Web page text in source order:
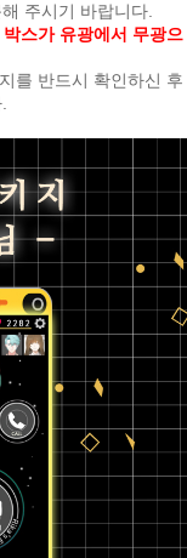
주시기 바랍니다.
박스가 유광에서 무광으
를 반드시 확인하신 후